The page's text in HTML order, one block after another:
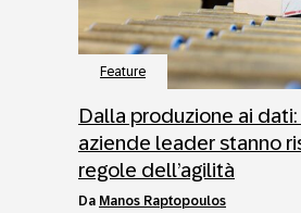
Feature
Dalla produzione ai
aziende leader stanno
regole dell’agilità
da Manos Raptopoulos